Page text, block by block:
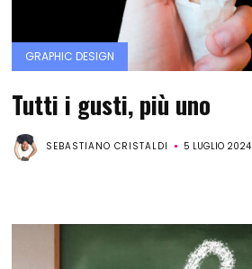
GRAPHIC DESIGN
Tutti i gusti, più uno
SEBASTIANO CRISTALDI 5 LUGLIO 2024